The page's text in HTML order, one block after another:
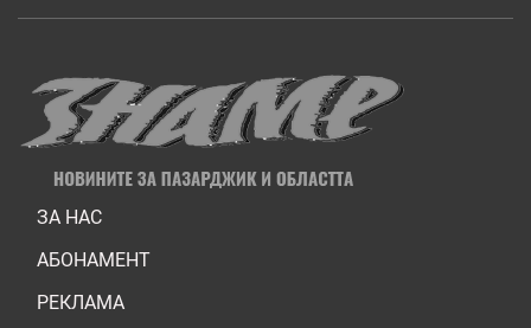
ЗА НАС
АБОНАМЕНТ
РЕКЛАМА